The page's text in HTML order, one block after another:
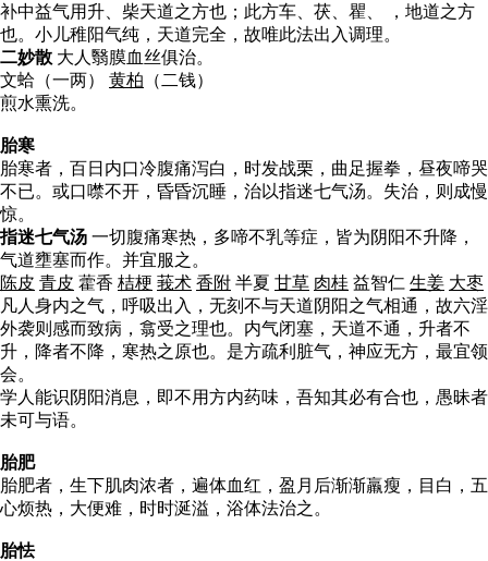
补中益气用升、柴天道之方也；此方车、茯、瞿、 ，地道之方
也。小儿稚阳气纯，天道完全，故唯此法出入调理。
二妙散 大人翳膜血丝俱治。
文蛤（一两） 黄柏 （二钱）
煎水熏洗。
胎寒
胎寒者，百日内口冷腹痛泻白，时发战栗，曲足握拳，昼夜啼哭
不已。或口噤不开，昏昏沉睡，治以指迷七气汤。失治，则成慢
惊。
指迷七气汤 一切腹痛寒热，多啼不乳等症，皆为阴阳不升降，
气道壅塞而作。并宜服之。
陈皮 青皮 藿香 桔梗 莪术 香附 半夏 甘草 肉桂 益智仁 生姜 大枣
凡人身内之气，呼吸出入，无刻不与天道阴阳之气相通，故六淫
外袭则感而致病，翕受之理也。内气闭塞，天道不通，升者不
升，降者不降，寒热之原也。是方疏利脏气，神应无方，最宜领
会。
学人能识阴阳消息，即不用方内药味，吾知其必有合也，愚昧者
未可与语。
胎肥
胎肥者，生下肌肉浓者，遍体血红，盈月后渐渐羸瘦，目白，五
心烦热，大便难，时时涎溢，浴体法治之。
胎怯